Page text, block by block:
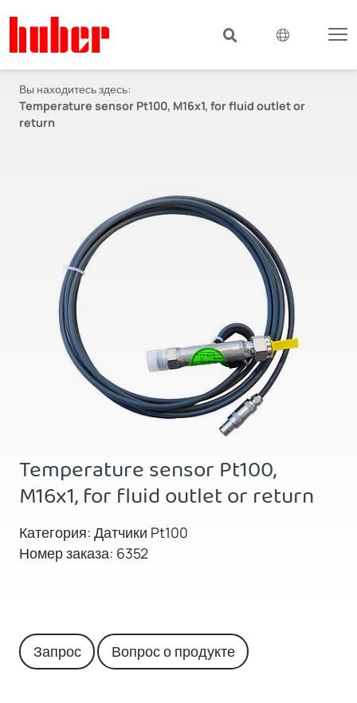
Вы находитесь здесь:
Temperature sensor Pt100, M16x1, for fluid outlet or
return
Temperature sensor Pt100,
M16x1, for fluid outlet or return
Категория: Датчики Pt100
Номер заказа: 6352
Запрос Вопрос о продукте